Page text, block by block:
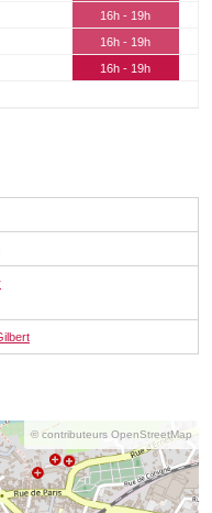
16h - 19h
16h - 19h
16h - 19h
© contributeurs OpenStreetMap